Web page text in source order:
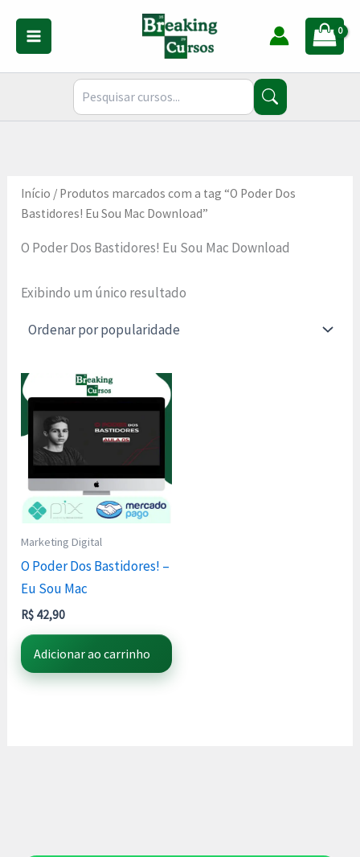
conteúdo
Início / Produtos marcados com a tag “O Poder Dos
Bastidores! Eu Sou Mac Download”
O Poder Dos Bastidores! Eu Sou Mac Download
Exibindo um único resultado
Marketing Digital
O Poder Dos Bastidores! –
Eu Sou Mac
R$ 42,90
Adicionar ao carrinho